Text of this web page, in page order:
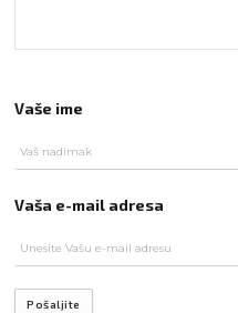
Vaše ime
Vaša e-mail adresa
Pošaljite